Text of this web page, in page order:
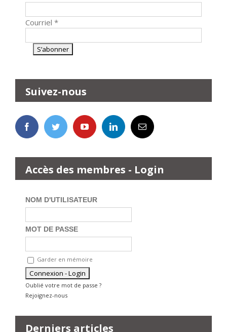
Courriel *
Suivez-nous
Accès des membres - Login
NOM D'UTILISATEUR
MOT DE PASSE
Garder en mémoire
Oublié votre mot de passe ?
Rejoignez-nous
Derniers articles